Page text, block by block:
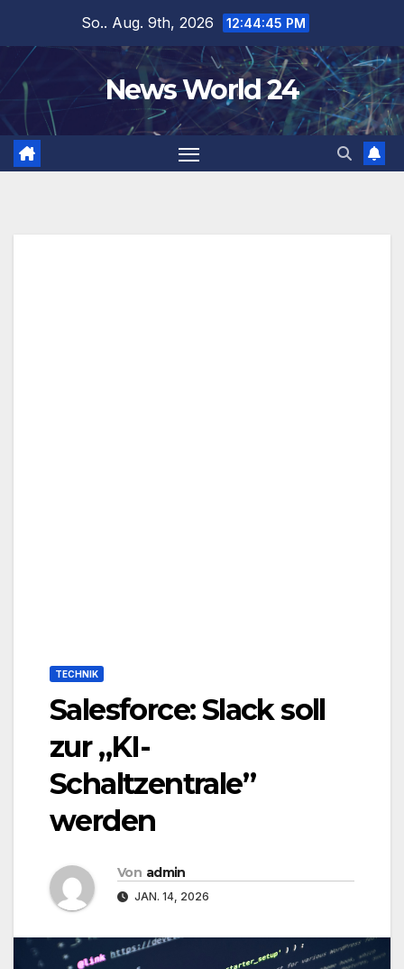
springen
So.. Aug. 9th, 2026 12:44:45 PM
News World 24
TECHNIK
Salesforce: Slack soll
zur „KI-
Schaltzentrale”
werden
Von admin
JAN. 14, 2026